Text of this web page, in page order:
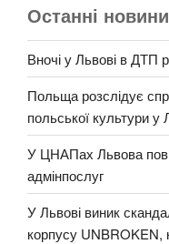
Останні новини
Вночі у Львові в ДТП
Польща розслідує
польської культури у
У ЦНАПах Львова
адмінпослуг
У Львові виник
корпусу UNBROKEN,